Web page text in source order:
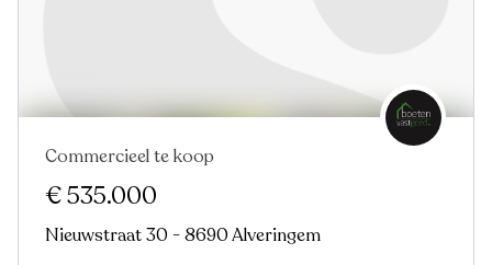
Commercieel te koop
€ 535.000
Nieuwstraat 30 - 8690 Alveringem